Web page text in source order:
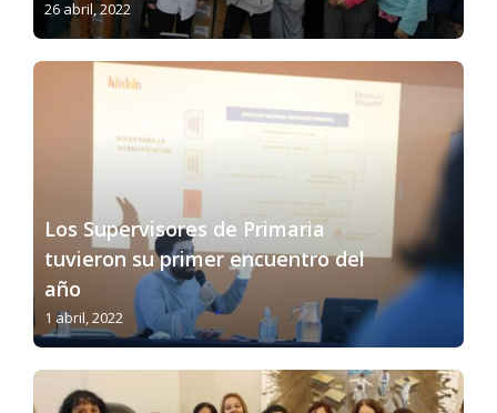
26 abril, 2022
Los Supervisores de Primaria
tuvieron su primer encuentro del
año
1 abril, 2022